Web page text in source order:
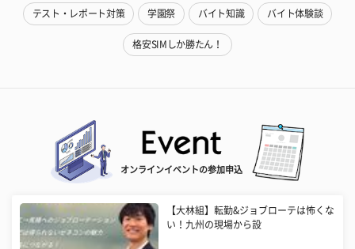
テスト・レポート対策 学園祭 バイト知識 バイト体験談
格安SIMしか勝たん！
オンラインイベントの参加申込
【大林組】転勤&ジョブローテは怖くな
い！九州の現場から設